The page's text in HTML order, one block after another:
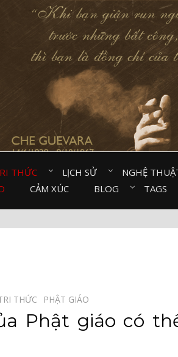
THỨC⠀ LỊCH SỬ⠀ NGHỆ
CẢM XÚC⠀ BLOG⠀ TAGS
THỨC⠀ PHẬT GIÁO⠀
Phật giáo có